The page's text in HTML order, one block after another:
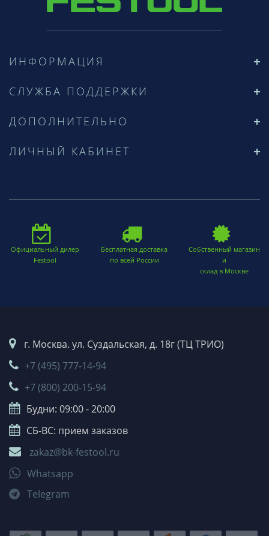
ИНФОРМАЦИЯ
СЛУЖБА ПОДДЕРЖКИ
ДОПОЛНИТЕЛЬНО
ЛИЧНЫЙ КАБИНЕТ
Официальный дилер
Festool
Бесплатная доставка
по всей России
Собственный магазин
и
склад в Москве
г. Москва. ул. Суздальская, д. 18г (ТЦ ТРИО)
+7 (495) 777-14-94
+7 (800) 200-15-94
Будни: 09:00 - 20:00
СБ-ВС: прием заказов
zakaz@bk-festool.ru
Whatsapp
Telegram